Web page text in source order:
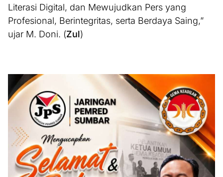
Literasi Digital, dan Mewujudkan Pers yang
Profesional, Berintegritas, serta Berdaya Saing,”
ujar M. Doni. (Zul)